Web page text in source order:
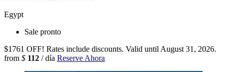
Egypt
Sale pronto
$1761 OFF! Rates include discounts. Valid until August 31, 2026.
from $ 112 / día Reserve Ahora